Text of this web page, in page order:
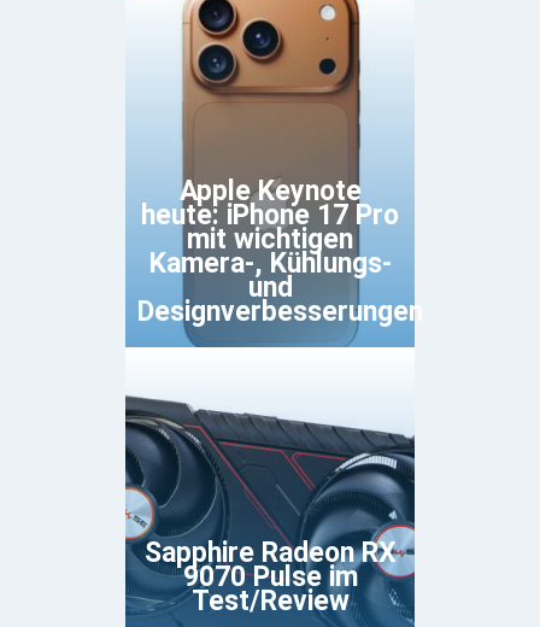
Apple Keynote
heute: iPhone 17 Pro
mit wichtigen
Kamera-, Kühlungs-
und
Designverbesserungen
Sapphire Radeon RX
9070 Pulse im
Test/Review